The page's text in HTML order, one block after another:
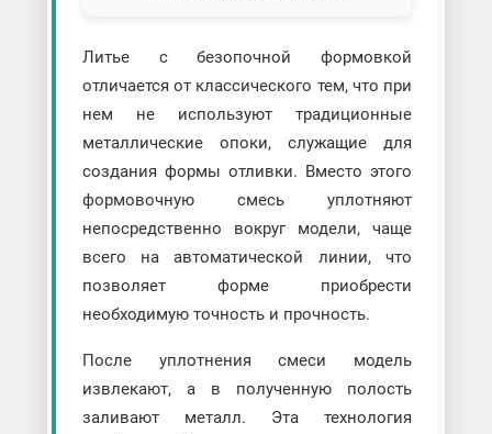
Литье с безопочной формовкой
отличается от классического тем, что при
нем не используют традиционные
металлические опоки, служащие для
создания формы отливки. Вместо этого
формовочную смесь уплотняют
непосредственно вокруг модели, чаще
всего на автоматической линии, что
позволяет форме приобрести
необходимую точность и прочность.
После уплотнения смеси модель
извлекают, а в полученную полость
заливают металл. Эта технология